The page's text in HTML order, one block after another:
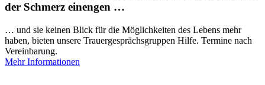
der Schmerz einengen …
… und sie keinen Blick für die Möglichkeiten des Lebens mehr
haben, bieten unsere Trauergesprächsgruppen Hilfe. Termine nach
Vereinbarung.
Mehr Informationen